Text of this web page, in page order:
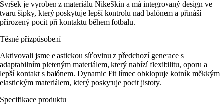
Svršek je vyroben z materiálu NikeSkin a má integrovaný design ve
tvaru šipky, který poskytuje lepší kontrolu nad balónem a přináší
přirozený pocit při kontaktu během fotbalu.
Těsné přizpůsobení
Aktivovali jsme elastickou síťovinu z předchozí generace s
adaptabilním pleteným materiálem, který nabízí flexibilitu, oporu a
lepší kontakt s balónem. Dynamic Fit límec obklopuje kotník měkkým
elastickým materiálem, který poskytuje pocit jistoty.
Specifikace produktu